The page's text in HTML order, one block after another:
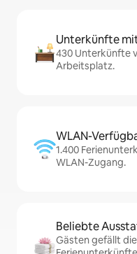
Unterkünfte
430 Unterkünfte
Arbeitsplatz.
WLAN-
1.400
WLAN-Zugang.
Beliebte
Gästen gefällt